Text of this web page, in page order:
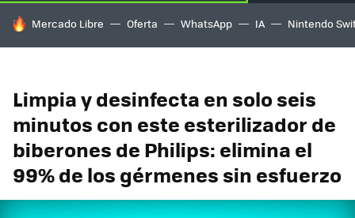
HOY SE HABLA DE
Mercado Libre Oferta WhatsApp IA Nintendo
Limpia y desinfecta en solo seis
minutos con este esterilizador de
biberones de Philips: elimina el
99% de los gérmenes sin esfuerzo